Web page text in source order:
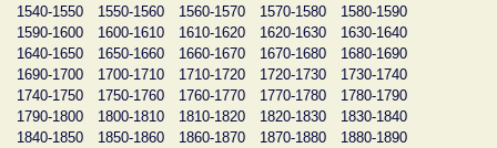
1540-1550
1550-1560 1560-1570 1570-1580
1580-1590
1590-1600
1600-1610 1610-1620 1620-1630
1630-1640
1640-1650
1650-1660 1660-1670 1670-1680
1680-1690
1690-1700
1700-1710 1710-1720 1720-1730
1730-1740
1740-1750
1750-1760 1760-1770 1770-1780
1780-1790
1790-1800
1800-1810 1810-1820 1820-1830
1830-1840
1840-1850
1850-1860 1860-1870 1870-1880
1880-1890